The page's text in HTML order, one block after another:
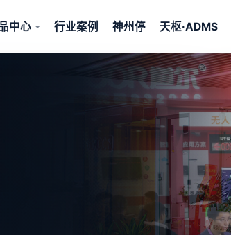
中心 行业案例 神州停 天枢·ADMS